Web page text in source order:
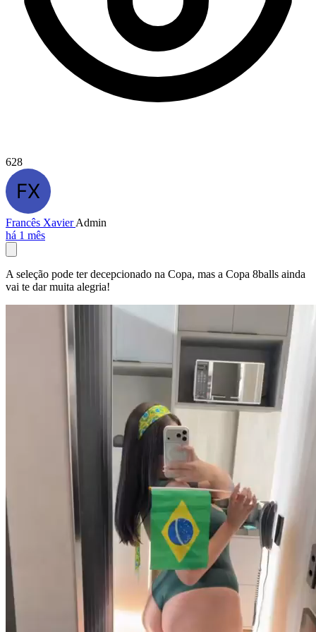
628
Francês XavierAdmin
há 1 mês
A seleção pode ter decepcionado na Copa, mas a Copa 8balls ainda
vai te dar muita alegria!